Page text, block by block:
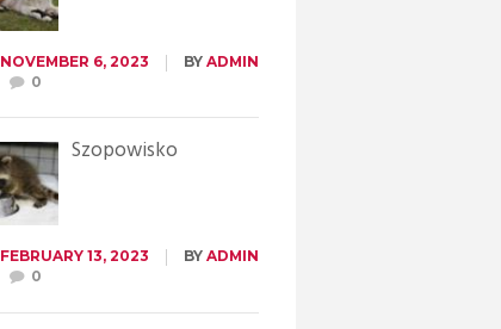
NOVEMBER 6, 2023 BY ADMIN
0
Szopowisko
FEBRUARY 13, 2023 BY ADMIN
0